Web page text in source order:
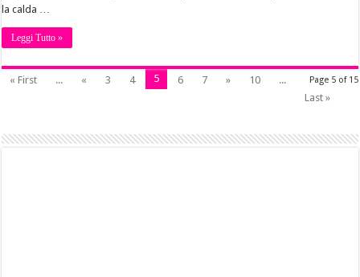
la calda …
Leggi Tutto »
Page 5 of 15
« First ... « 3 4 5 6 7 » 10
...
Last »